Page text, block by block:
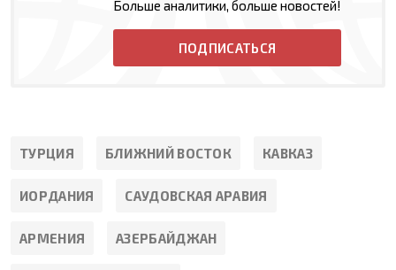
Больше аналитики, больше новостей!
ПОДПИСАТЬСЯ
ТУРЦИЯ БЛИЖНИЙ ВОСТОК КАВКАЗ
ИОРДАНИЯ САУДОВСКАЯ АРАВИЯ
АРМЕНИЯ АЗЕРБАЙДЖАН